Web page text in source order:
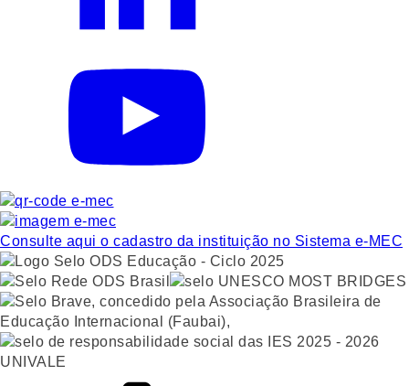
Consulte aqui o cadastro da instituição no Sistema e-MEC
UNIVALE